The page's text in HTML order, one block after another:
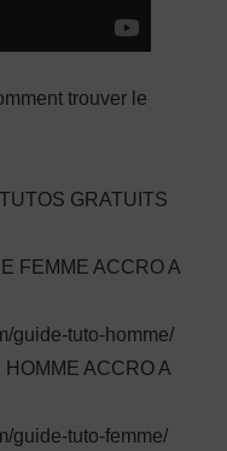
trouver le
GRATUITS
FEMME ACCRO A
guide-tuto-homme/
ACCRO A
guide-tuto-femme/